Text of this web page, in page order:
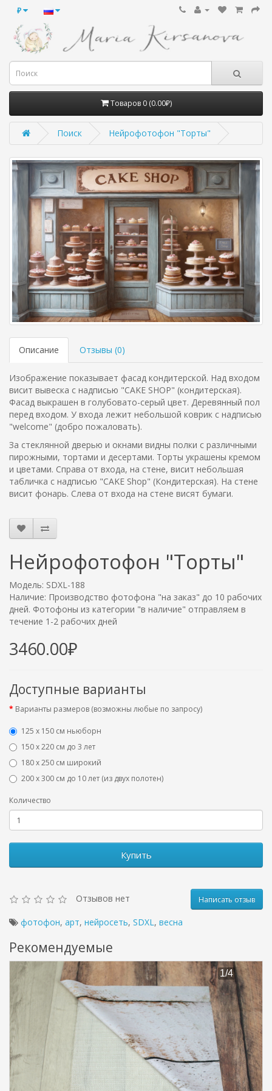
₽
Товаров 0 (0.00₽)
Поиск Нейрофотофон "Торты"
Описание Отзывы (0)
Изображение показывает фасад кондитерской. Над входом
висит вывеска с надписью "CAKE SHOP" (кондитерская).
Фасад выкрашен в голубовато-серый цвет. Деревянный пол
перед входом. У входа лежит небольшой коврик с надписью
"welcome" (добро пожаловать).
За стеклянной дверью и окнами видны полки с различными
пирожными, тортами и десертами. Торты украшены кремом
и цветами. Справа от входа, на стене, висит небольшая
табличка с надписью "CAKE Shop" (Кондитерская). На стене
висит фонарь. Слева от входа на стене висят бумаги.
Нейрофотофон "Торты"
Модель: SDXL-188
Наличие: Производство фотофона "на заказ" до 10 рабочих
дней. Фотофоны из категории "в наличие" отправляем в
течение 1-2 рабочих дней
3460.00₽
Доступные варианты
Варианты размеров (возможны любые по запросу)
125 x 150 см ньюборн
150 х 220 см до 3 лет
180 х 250 см широкий
200 х 300 см до 10 лет (из двух полотен)
Количество
Купить
Отзывов нет Написать отзыв
фотофон, арт, нейросеть, SDXL, весна
Рекомендуемые